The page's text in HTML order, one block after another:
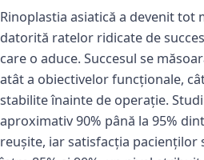
Rinoplastia asiatică a devenit tot
datorită ratelor ridicate de
care o aduce. Succesul se
atât a obiectivelor funcționale,
stabilite înainte de operație.
aproximativ 90% până la 95%
reușite, iar satisfacția pacienților